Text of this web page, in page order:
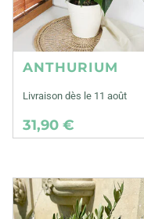
ANTHURIUM
Livraison dès le 11 août
31,90 €